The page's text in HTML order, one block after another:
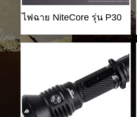
ไฟฉาย NiteCore รุ่น P30